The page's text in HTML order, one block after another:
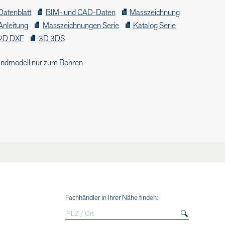
BIM- und CAD-Daten
Masszeichnung
Masszeichnungen Serie
Katalog Serie
DXF
3D 3DS
nur zum Bohren
Fachhändler in Ihrer Nähe finden: